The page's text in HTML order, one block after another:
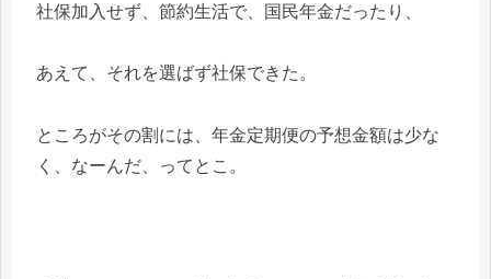
社保加入せず、節約生活で、国民年金だったり、
あえて、それを選ばず社保できた。
ところがその割には、年金定期便の予想金額は少な
く、なーんだ、ってとこ。